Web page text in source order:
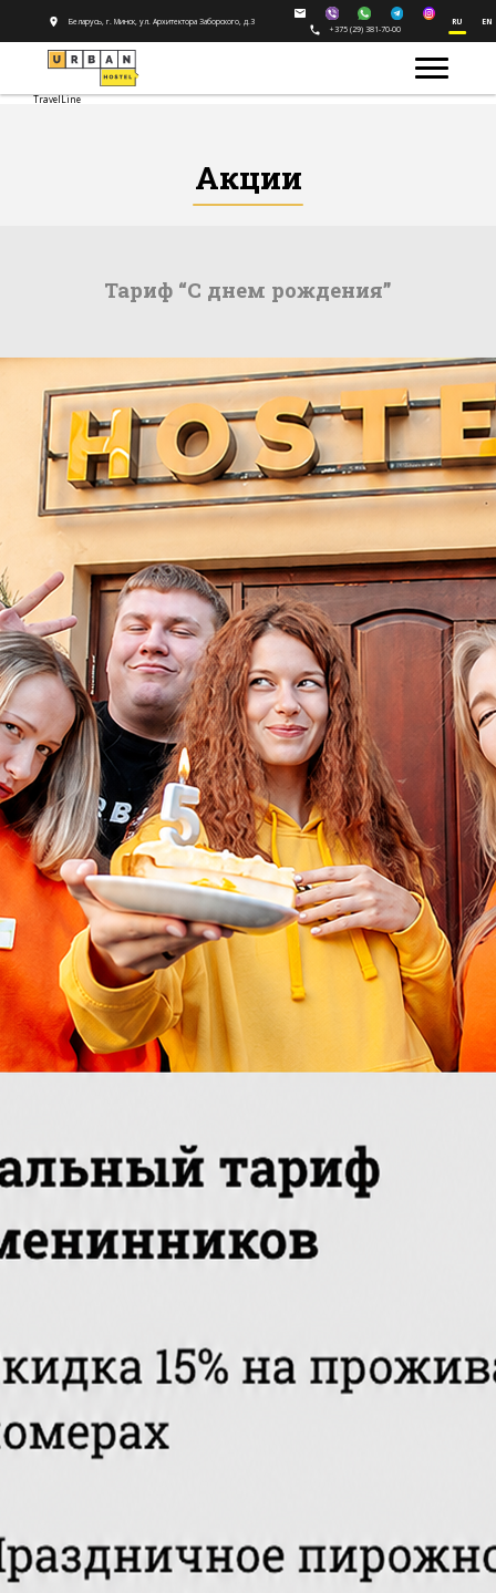
Беларусь, г. Минск, ул. Архитектора Заборского, д.3
+375 (29) 381-70-00
RU EN
TravelLine
Акции
Тариф “С днем рождения”